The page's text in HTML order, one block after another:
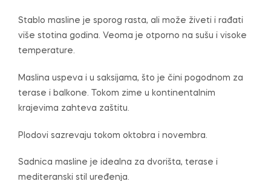
Stablo masline je sporog rasta, ali može živeti i rađati
više stotina godina. Veoma je otporno na sušu i visoke
temperature.
Maslina uspeva i u saksijama, što je čini pogodnom za
terase i balkone. Tokom zime u kontinentalnim
krajevima zahteva zaštitu.
Plodovi sazrevaju tokom oktobra i novembra.
Sadnica masline je idealna za dvorišta, terase i
mediteranski stil uređenja.